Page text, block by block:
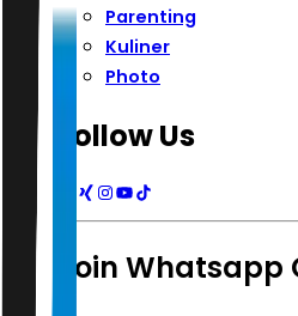
Parenting
Kuliner
Photo
Follow Us
Join Whatsapp